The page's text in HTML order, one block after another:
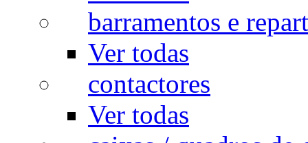
barramentos e
Ver todas
contactores
Ver todas